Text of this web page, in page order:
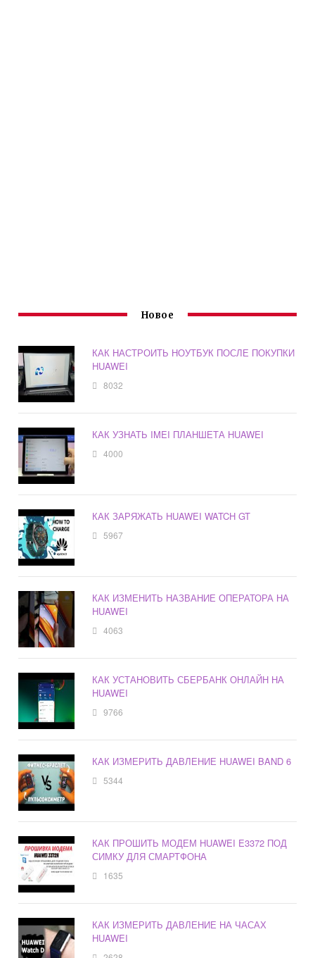
Новое
КАК НАСТРОИТЬ НОУТБУК ПОСЛЕ ПОКУПКИ
HUAWEI
8032
КАК УЗНАТЬ IMEI ПЛАНШЕТА HUAWEI
4000
КАК ЗАРЯЖАТЬ HUAWEI WATCH GT
5967
КАК ИЗМЕНИТЬ НАЗВАНИЕ ОПЕРАТОРА НА
HUAWEI
4063
КАК УСТАНОВИТЬ СБЕРБАНК ОНЛАЙН НА
HUAWEI
9766
КАК ИЗМЕРИТЬ ДАВЛЕНИЕ HUAWEI BAND 6
5344
КАК ПРОШИТЬ МОДЕМ HUAWEI E3372 ПОД
СИМКУ ДЛЯ СМАРТФОНА
1635
КАК ИЗМЕРИТЬ ДАВЛЕНИЕ НА ЧАСАХ
HUAWEI